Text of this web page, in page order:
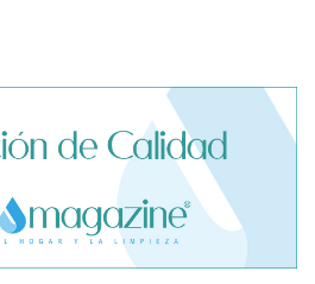
adquiere Amadeux para